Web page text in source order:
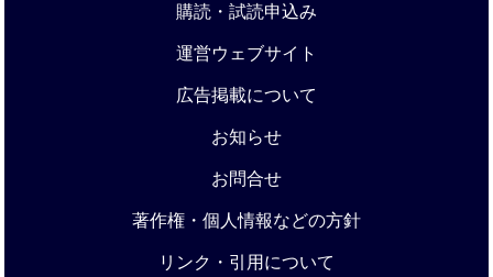
購読・試読申込み
運営ウェブサイト
広告掲載について
お知らせ
お問合せ
著作権・個人情報などの方針
リンク・引用について